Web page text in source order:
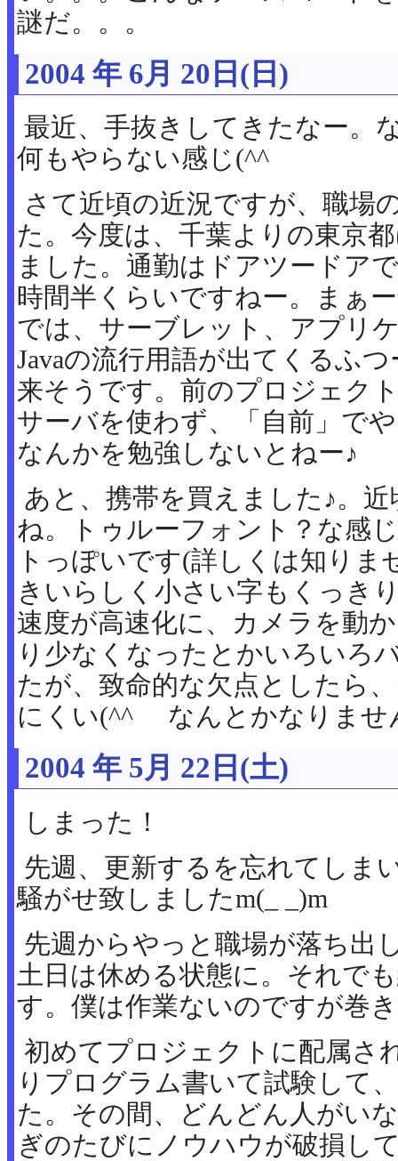
謎だ。。。
2004 年 6月 20日(日)
最近、手抜きしてきたなー。
何もやらない感じ(^^ゞ
さて近頃の近況ですが、職場
た。今度は、千葉よりの東京
ました。通勤はドアツードア
時間半くらいですねー。まぁ
では、サーブレット、アプリ
Javaの流行用語が出てくるふ
来そうです。前のプロジェク
サーバを使わず、「自前」で
なんかを勉強しないとねー♪
あと、携帯を買えました♪。
ね。トゥルーフォント？な感
トっぽいです(詳しくは知りま
きいらしく小さい字もくっき
速度が高速化に、カメラを動
り少なくなったとかいろいろ
たが、致命的な欠点としたら
にくい(^^ゞ なんとかなりませ
2004 年 5月 22日(土)
しまった！
先週、更新するを忘れてしま
騒がせ致しましたm(_ _)m
先週からやっと職場が落ち出
土日は休める状態に。それで
す。僕は作業ないのですが巻
初めてプロジェクトに配属さ
りプログラム書いて試験して
た。その間、どんどん人がい
ぎのたびにノウハウが破損し